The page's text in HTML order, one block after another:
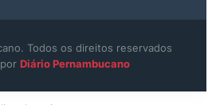
Todos os direitos reservados
Diário Pernambucano